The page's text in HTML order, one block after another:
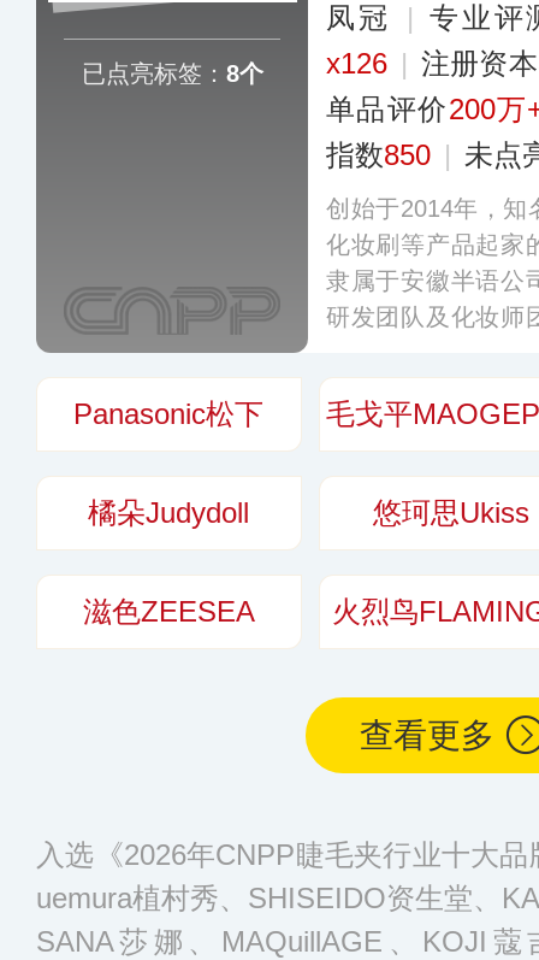
已点亮标签： 8个
凤冠
| 专业评
x126 | 注册资
单品评价200万
指数850 | 未点
创始于2014年，知
化妆刷等产品起家
隶属于安徽半语公
研发团队及化妆师
性价比在业界享有
Panasonic松下
橘朵Judydoll 悠珂思Ukiss
滋色ZEESEA 火烈鸟
查看更多
入选《2026年CNPP睫毛夹行业十大
uemura植村秀、SHISEIDO资生堂、
SANA莎娜、MAQuillAGE、KOJI